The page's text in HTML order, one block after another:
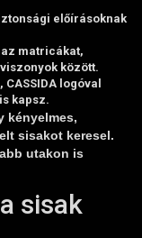
előírásoknak
matricákat,
között.
logóval
kapsz.
kényelmes,
sisakot keresel.
utakon is
sisak